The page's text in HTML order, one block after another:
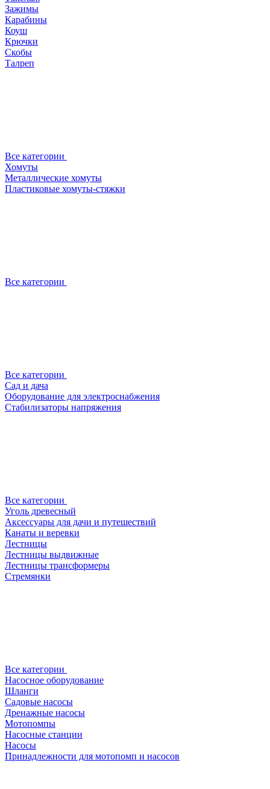
Зажимы
Карабины
Коуш
Крючки
Скобы
Талреп
Все категории
Хомуты
Металлические хомуты
Пластиковые хомуты-стяжки
Все категории
Все категории
Сад и дача
Оборудование для электроснабжения
Стабилизаторы напряжения
Все категории
Уголь древесный
Аксессуары для дачи и путешествий
Канаты и веревки
Лестницы
Лестницы выдвижные
Лестницы трансформеры
Стремянки
Все категории
Насосное оборудование
Шланги
Садовые насосы
Дренажные насосы
Мотопомпы
Насосные станции
Насосы
Принадлежности для мотопомп и насосов